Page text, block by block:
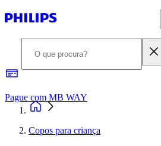
Pague com MB WAY
Copos para criança